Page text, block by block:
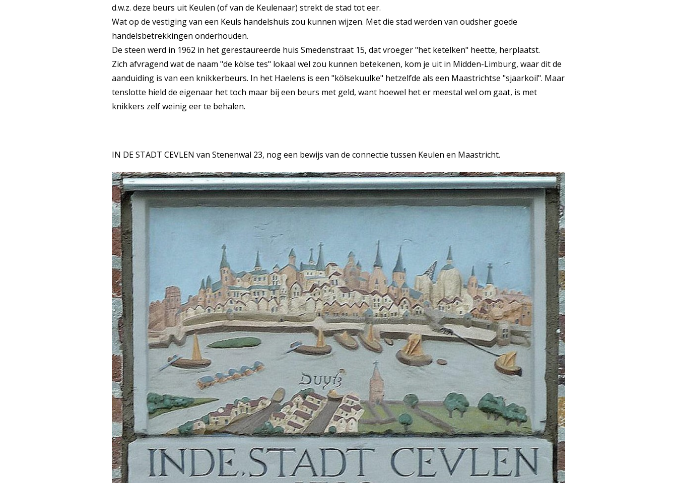
d.w.z. deze beurs uit Keulen (of van de Keulenaar) strekt de stad tot eer.
Wat op de vestiging van een Keuls handelshuis zou kunnen wijzen. Met die stad werden van oudsher goede
handelsbetrekkingen onderhouden.
De steen werd in 1962 in het gerestaureerde huis Smedenstraat 15, dat vroeger "het ketelken" heette, herplaatst.
Zich afvragend wat de naam "de kölse tes" lokaal wel zou kunnen betekenen, kom je uit in Midden-Limburg, waar dit de
aanduiding is van een knikkerbeurs. In het Haelens is een "kölsekuulke" hetzelfde als een Maastrichtse "sjaarkoil". Maar
tenslotte hield de eigenaar het toch maar bij een beurs met geld, want hoewel het er meestal wel om gaat, is met
knikkers zelf weinig eer te behalen.
IN DE STADT CEVLEN van Stenenwal 23, nog een bewijs van de connectie tussen Keulen en Maastricht.